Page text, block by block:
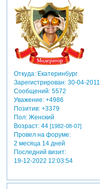
Откуда:Екатеринбург
Зарегистрирован: 30-04-2011
Сообщений:5572
Уважение: +4986
Позитив: +3379
Пол:Женский
Возраст:44 [1982-08-07]
Провел на форуме:
2 месяца 14 дней
Последний визит:
19-12-2022 12:03:54